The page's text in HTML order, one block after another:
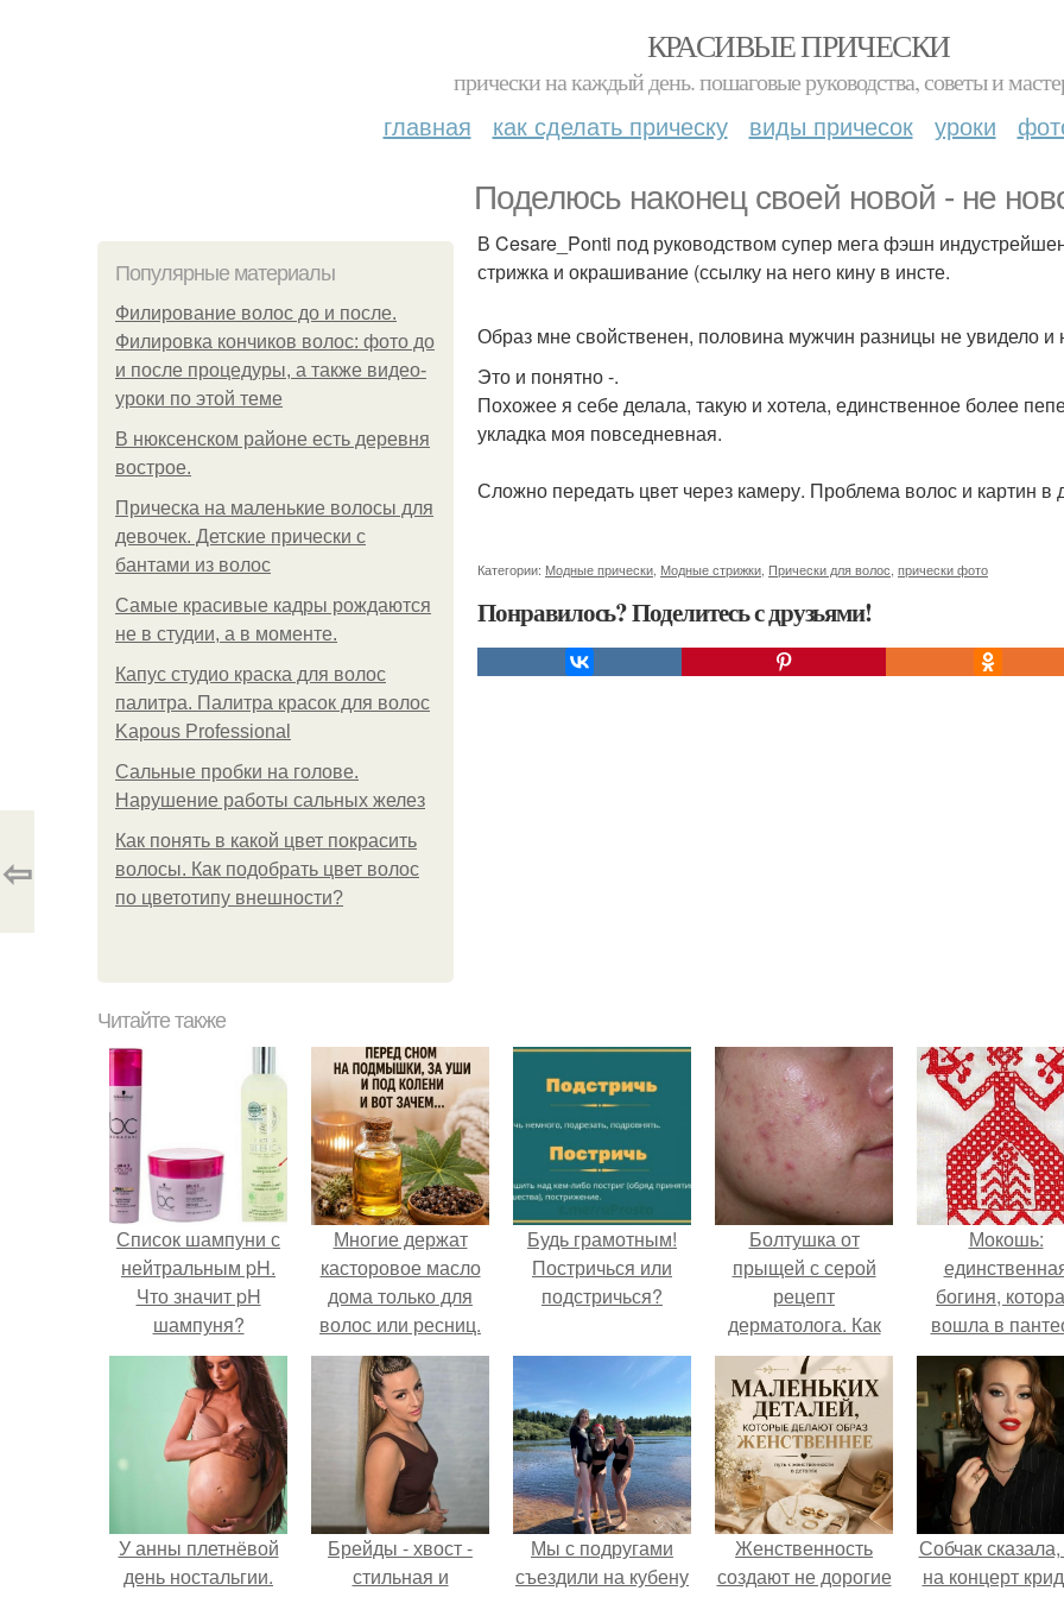
КРАСИВЫЕ ПРИЧЕСКИ
прически на каждый день. пошаговые руководства, советы и
главная как сделать прическу виды причесок уроки
Поделюсь наконец своей новой - не
Популярные материалы
Филирование волос до и после.
Филировка кончиков волос: фото до
и после процедуры, а также видео-
уроки по этой теме
В нюксенском районе есть деревня
вострое.
Прическа на маленькие волосы для
девочек. Детские прически с
бантами из волос
Самые красивые кадры рождаются
не в студии, а в моменте.
Капус студио краска для волос
палитра. Палитра красок для волос
Kapous Professional
Сальные пробки на голове.
Нарушение работы сальных желез
Как понять в какой цвет покрасить
волосы. Как подобрать цвет волос
по цветотипу внешности?
В Cesare_Ponti под руководством супер мега фэшн
стрижка и окрашивание (ссылку на него кину в инсте.
Образ мне свойственен, половина мужчин разницы не увидело и
Это и понятно -.
Похожее я себе делала, такую и хотела, единственное более
укладка моя повседневная.
Сложно передать цвет через камеру. Проблема волос и картин
Категории: Модные прически Модные стрижки Прически для волос прически фото
Понравилось? Поделитесь с друзьями!
⇦
Читайте также
Список шампуни с
нейтральным pH.
Что значит pH
шампуня?
Многие держат
касторовое масло
дома только для
волос или ресниц.
Будь грамотным!
Постричься или
подстричься?
Болтушка от
прыщей с серой
рецепт
дерматолога. Как
сделать болтушку
от прыщей: рецепт
дерматолога
Мокошь:
богиня,
вошла в
князя
У анны плетнёвой
день ностальгии.
Брейды - хвост -
стильная и
Мы с подругами
съездили на кубену
Женственность
создают не дорогие
Собчак сказала,
на концерт